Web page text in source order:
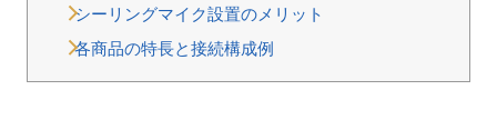
シーリングマイク設置のメリット
各商品の特長と接続構成例